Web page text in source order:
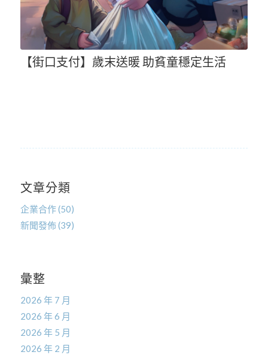
【街口支付】歲末送暖 助貧童穩定生活
文章分類
企業合作(50)
新聞發佈(39)
彙整
2026 年 7 月
2026 年 6 月
2026 年 5 月
2026 年 2 月